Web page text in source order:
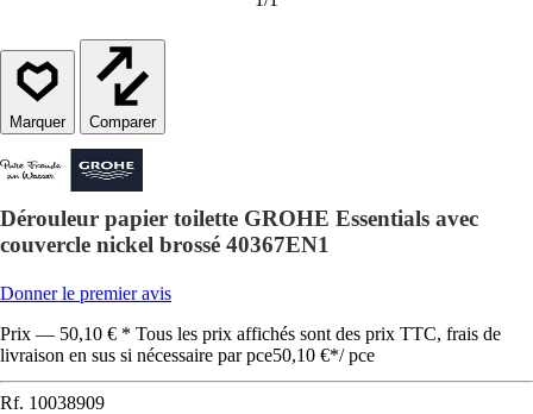
Comparer
Dérouleur papier toilette GROHE Essentials avec
couvercle nickel brossé 40367EN1
Donner le premier avis
Prix — 50,10 € * Tous les prix affichés sont des prix TTC, frais de
livraison en sus si nécessaire par pce50,10 €*/ pce
Rf. 10038909